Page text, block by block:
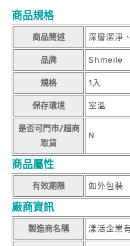
商品規格
商品簡述 深層潔淨
品牌 Shmeile
規格 1入
保存環境 室溫
是否可門市/超商
取貨
N
商品屬性
有效期限 如外包裝
廠商資訊
製造商名稱 漾活企業